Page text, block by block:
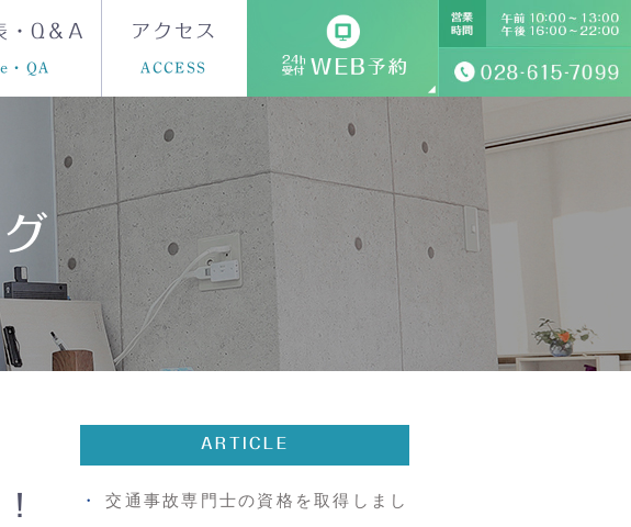
・Q＆A
・QA
アクセス
ACCESS
ARTICLE
交通事故専門士の資格を取得しまし